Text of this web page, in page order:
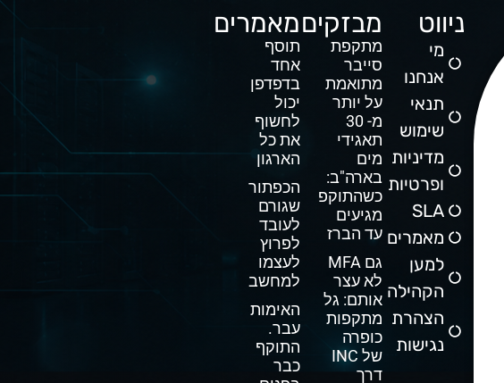
ניווט
מי
אנחנו
תנאי
שימוש
מדיניות
ופרטיות
SLA
מאמרים
למען
הקהילה
הצהרת
נגישות
מבזקים
מתקפת
סייבר
מתואמת
על יותר
מ- 30
תאגידי
מים
בארה"ב:
כשהתוקפים
מגיעים
עד הברז
גם MFA
לא עצר
אותם: גל
מתקפות
כופרה
של INC
דרך
מאמרים
תוסף
אחד
בדפדפן
יכול
לחשוף
את כל
הארגון
הכפתור
שגורם
לעובד
לפרוץ
לעצמו
למחשב
האימות
עבר.
התוקף
כבר